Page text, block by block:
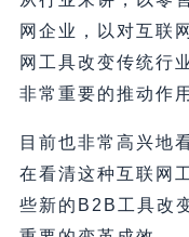
网企业，以对互联
网工具改变传统行
非常重要的推动作
目前也非常高兴地
在看清这种互联网
些新的B2B工具改